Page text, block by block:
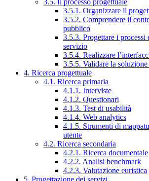
3.5. Il processo progettuale
3.5.1. Organizzare il
3.5.2. Comprendere il
pubblico
3.5.3. Progettare i processi
servizio
3.5.4. Realizzare
3.5.5. Validare la soluzione
4. Ricerca progettuale
4.1. Ricerca primaria
4.1.1. Interviste
4.1.2. Questionari
4.1.3. Test di usabilità
4.1.4. Web analytics
4.1.5. Strumenti di
utente
4.2. Ricerca secondaria
4.2.1. Ricerca documentale
4.2.2. Analisi benchmark
4.2.3. Valutazione euristica
5. Progettazione dei servizi